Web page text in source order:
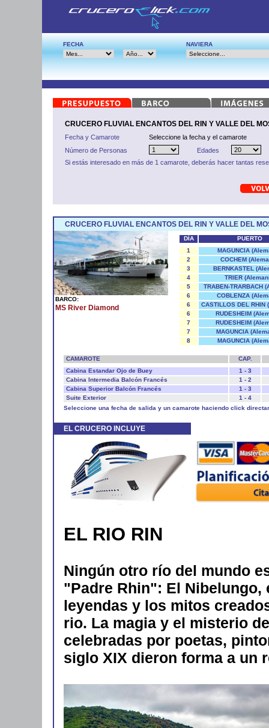
FECHA NAVIERA
CRUCERO FLUVIAL ENCANTOS DEL RIN Y VALLE DEL
Fecha y Camarote
Seleccione la fecha y el camarote
Número de Personas
Edades
Si estás interesado en más de 1 camarote, deberás hacer tantas
CRUCERO FLUVIAL ENCANTOS DEL RIN Y VALLE DEL
BARCO:
MS River Diamond
DÍA
PUERTO
1
MAGUNCIA
2
COCHEM
3
BERNKASTEL
4
TRIER
5
TRABEN-TRARBACH
6
COBLENZA
6
CASTILLOS DEL RHIN
6
RUDESHEIM
7
RUDESHEIM
7
MAGUNCIA
8
MAGUNCIA
CAMAROTE
CAP.
Cabina Estandar Ojo de Buey
1 - 3
Cabina Intermedia Balcón Francés
1 - 2
Cabina Superior Balcón Francés
1 - 3
Suite Exterior
1 - 4
Seleccione una fecha de salida y un camarote haciendo click
EL CRUCERO INCLUYE
EL RIO RIN
Ningún otro río del mundo
"Padre Rhin": El
leyendas y los mitos
rio. La magia y el misterio
celebradas por poetas,
siglo XIX dieron forma a un